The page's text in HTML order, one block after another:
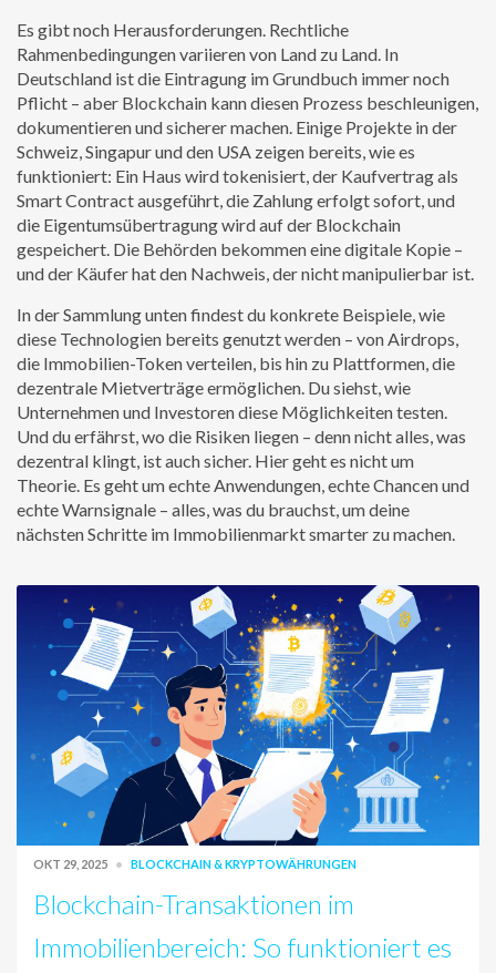
Es gibt noch Herausforderungen. Rechtliche
Rahmenbedingungen variieren von Land zu Land. In
Deutschland ist die Eintragung im Grundbuch immer noch
Pflicht – aber Blockchain kann diesen Prozess beschleunigen,
dokumentieren und sicherer machen. Einige Projekte in der
Schweiz, Singapur und den USA zeigen bereits, wie es
funktioniert: Ein Haus wird tokenisiert, der Kaufvertrag als
Smart Contract ausgeführt, die Zahlung erfolgt sofort, und
die Eigentumsübertragung wird auf der Blockchain
gespeichert. Die Behörden bekommen eine digitale Kopie –
und der Käufer hat den Nachweis, der nicht manipulierbar ist.
In der Sammlung unten findest du konkrete Beispiele, wie
diese Technologien bereits genutzt werden – von Airdrops,
die Immobilien-Token verteilen, bis hin zu Plattformen, die
dezentrale Mietverträge ermöglichen. Du siehst, wie
Unternehmen und Investoren diese Möglichkeiten testen.
Und du erfährst, wo die Risiken liegen – denn nicht alles, was
dezentral klingt, ist auch sicher. Hier geht es nicht um
Theorie. Es geht um echte Anwendungen, echte Chancen und
echte Warnsignale – alles, was du brauchst, um deine
nächsten Schritte im Immobilienmarkt smarter zu machen.
OKT 29, 2025 BLOCKCHAIN & KRYPTOWÄHRUNGEN
Blockchain-Transaktionen im
Immobilienbereich: So funktioniert es